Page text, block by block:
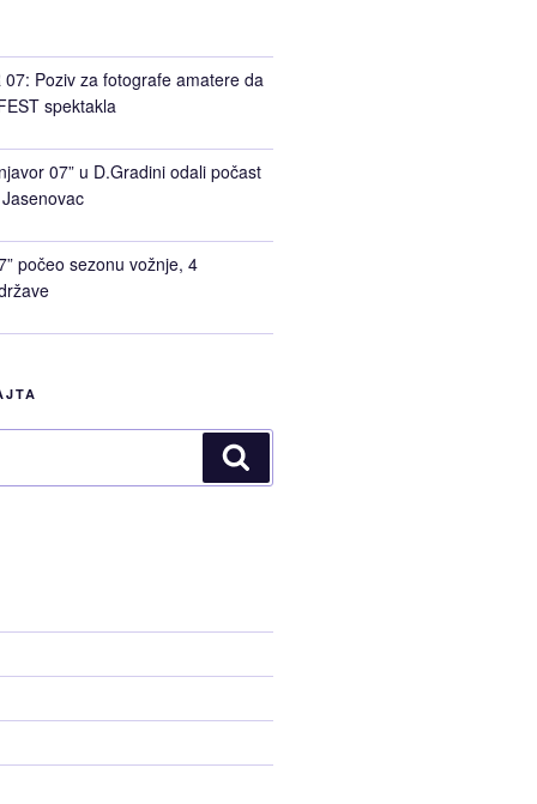
07: Poziv za fotografe amatere da
spektakla
07” u D.Gradini odali počast
počeo sezonu vožnje, 4